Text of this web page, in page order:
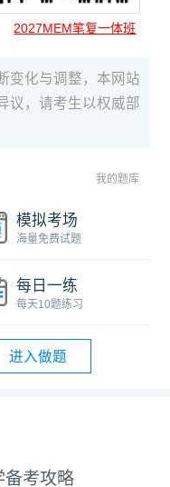
2027MEM笔复一体班
变化与调整，本网站
议，请考生以权威部
我的题库
模拟考场
海量免费试题
每日一练
每天10题练习
进入做题
备考攻略